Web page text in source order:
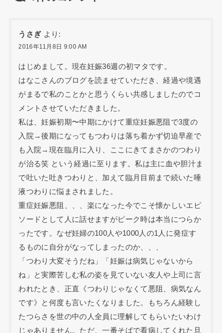
うさぎ より:
2016年11月8日 9:00 AM
はじめまして。現在妊娠36週の初マタです。
はなこさんのブログを読ませていただき、経過や境遇
がまるで私のことかと思うくらい共感しましたのでコ
メントさせていただきました。
私は、妊娠初期〜中期にかけて重症妊娠悪阻で3度の
入院→後期になってもつわりは落ち着かず切迫早産で
も入院→現在臨月に入り、ここにきてまさかのつわり
が治る笑 という経過に至ります。私は主に血や胆汁ま
で吐いた吐きつわりと、加えて臨月目前まで続いた唾
液つわりに悩まされました。
重症妊娠悪阻、、、楽になった今でこそ懐かしいエピ
ソードとして人に話せますがピーク時は本当につらか
ったです。なぜ妊婦の100人や1000人の1人に発症す
るものに自分がなってしまったのか、、、
「つわり大変そうだね」「妊娠は病気じゃないから
ね」と実際苦しむ私の姿を見ていない友人や上司に言
われたとき、正直《つわりじゃなくて悪阻、病気なん
です》と何度も言いたくなりました。もちろん経験し
たつらさを世の中の人全員に理解してもらいたいわけ
じゃありません。ただ、一番そばで看病してくれた旦